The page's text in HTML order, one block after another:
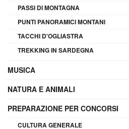
PASSI DI MONTAGNA
PUNTI PANORAMICI MONTANI
TACCHI D'OGLIASTRA
TREKKING IN SARDEGNA
MUSICA
NATURA E ANIMALI
PREPARAZIONE PER CONCORSI
CULTURA GENERALE